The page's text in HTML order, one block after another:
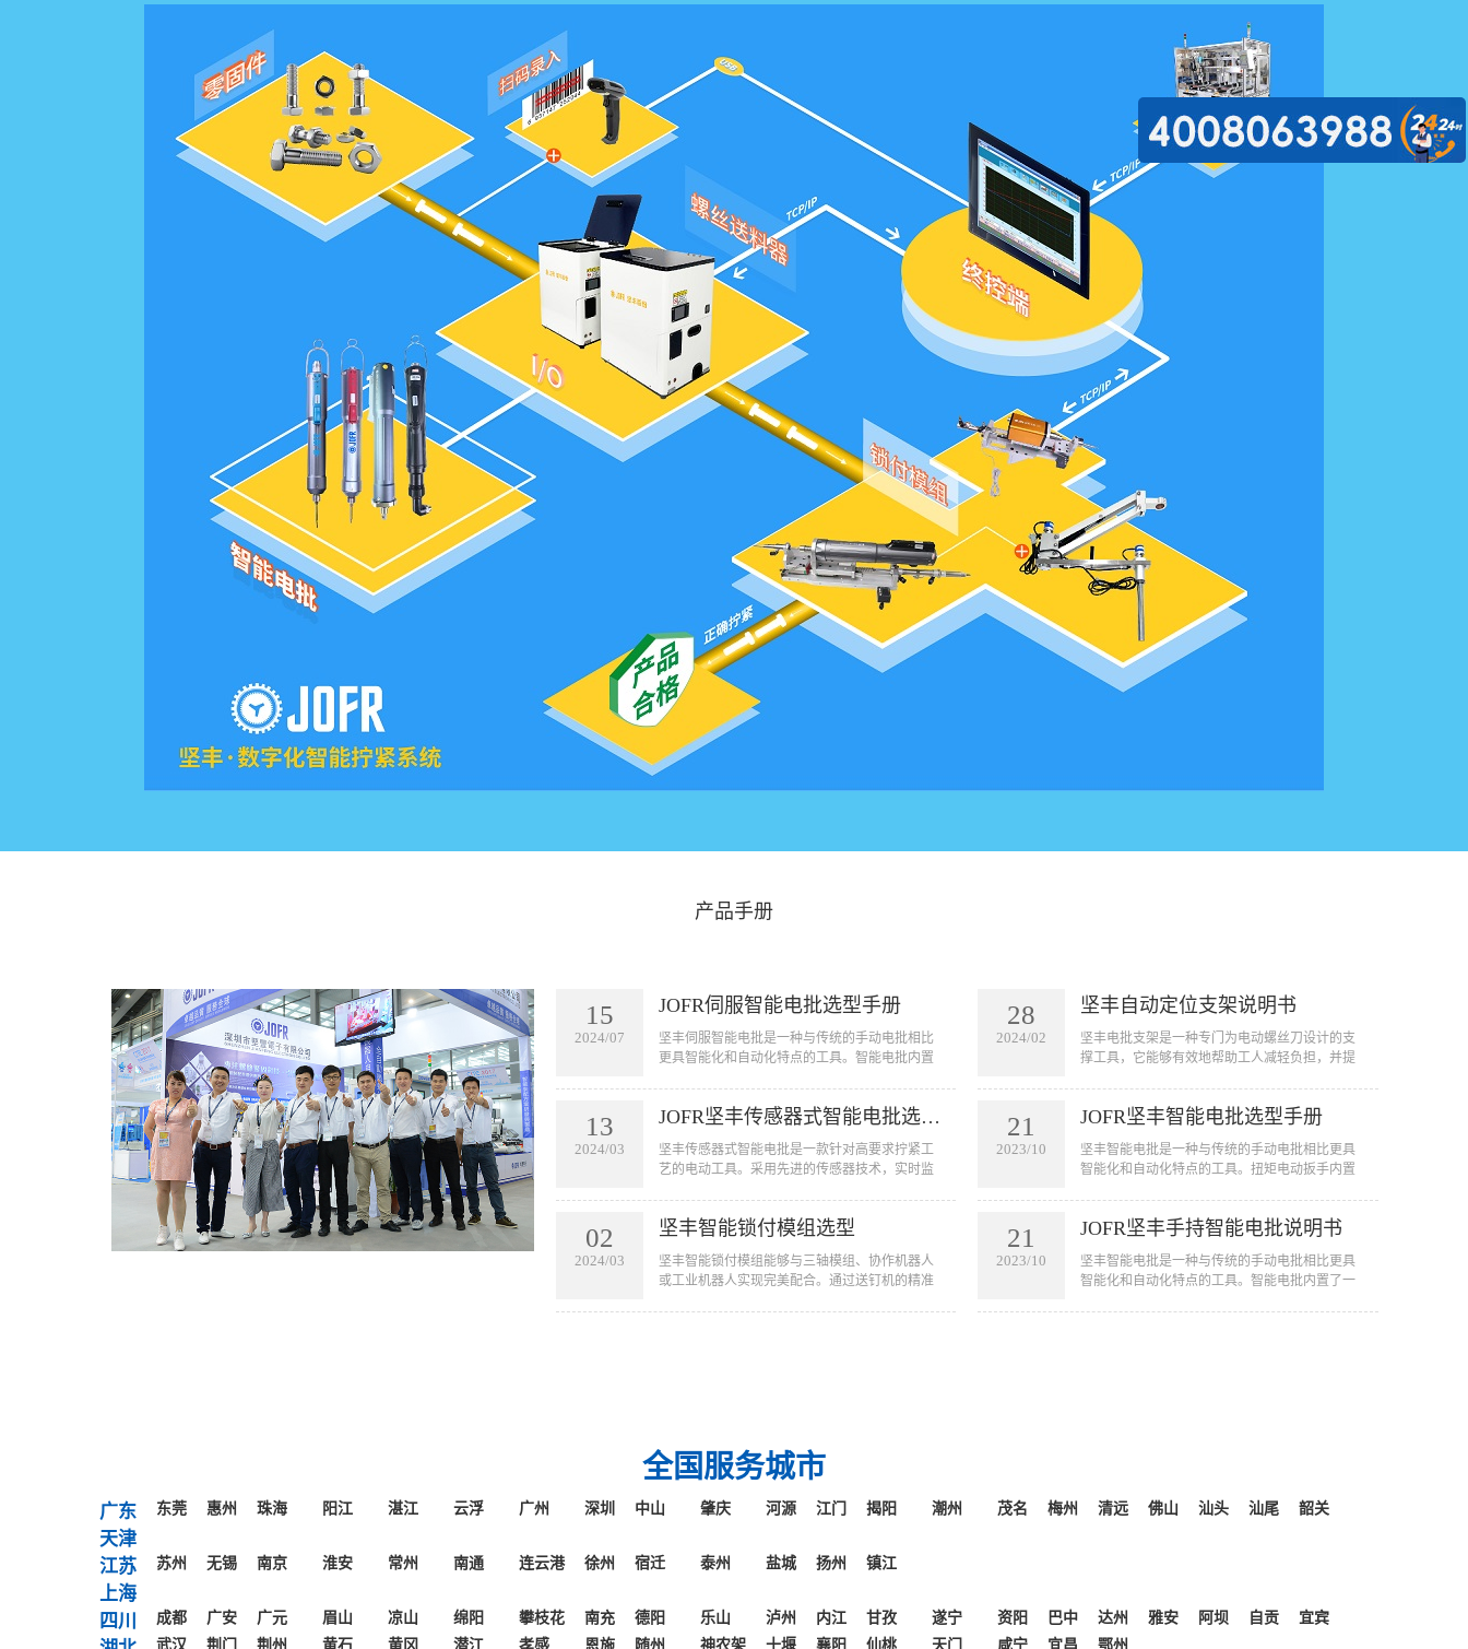
产品手册
15
2024/07
JOFR伺服智能电批选型手册
坚丰伺服智能电批是一种与传统的手动电批相比
更具智能化和自动化特点的工具。智能电批内置
家电等行业的装配线上，用于拧紧各种大小型号
率，节省人力成本，还可以减少由于人为因素引
起的误操作和质量问题。
13
2024/03
JOFR坚丰传感器式智能电批选型手册
坚丰传感器式智能电批是一款针对高要求拧紧工
艺的电动工具。采用先进的传感器技术，实时监
锁付来确保产品的质量。广泛应用于新能源、光
02
2024/03
坚丰智能锁付模组选型
坚丰智能锁付模组能够与三轴模组、协作机器人
或工业机器人实现完美配合。通过送钉机的精准
28
2024/02
坚丰自动定位支架说明书
坚丰电批支架是一种专门为电动螺丝刀设计的支
撑工具，它能够有效地帮助工人减轻负担，并提
手握工具的疲劳和不便。
21
2023/10
JOFR坚丰智能电批选型手册
坚丰智能电批是一种与传统的手动电批相比更具
智能化和自动化特点的工具。扭矩电动扳手内置
家电等行业的装配线上，用于拧紧各种大小型号
效率，节省人力成本，还可以减少由于人为因素
引起的误操作和质量问题。
21
2023/10
JOFR坚丰手持智能电批说明书
坚丰智能电批是一种与传统的手动电批相比更具
智能化和自动化特点的工具。智能电批内置了一
全国服务城市
广东 东莞 惠州 珠海 阳江 湛江 云浮 广州 深圳 中山 肇庆 河源 江门 揭阳 潮州 茂名 梅州 清远 佛山 汕头 汕尾 韶关
天津
江苏
苏州 无锡 南京 淮安 常州 南通 连云港 徐州 宿迁 泰州 盐城 扬州 镇江
上海
四川
成都 广安 广元 眉山 凉山 绵阳 攀枝花 南充 德阳 乐山 泸州 内江 甘孜 遂宁 资阳 巴中 达州 雅安 阿坝 自贡 宜宾
武汉 荆门 荆州 黄石 黄冈 潜江 孝感 恩施 随州 神农架 十堰 襄阳 仙桃 天门 咸宁 宜昌 鄂州